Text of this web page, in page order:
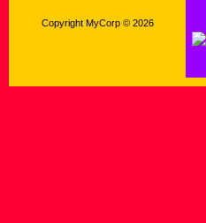
Copyright MyCorp © 2026